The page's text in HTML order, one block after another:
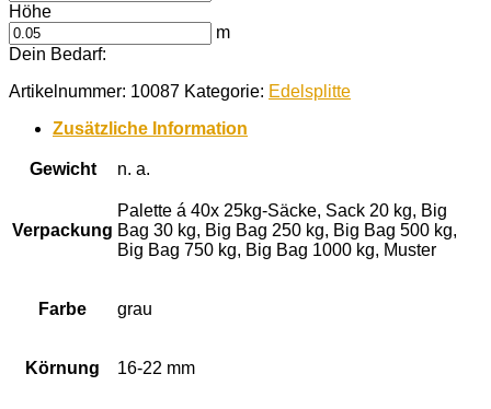
Höhe
m
Dein Bedarf:
Artikelnummer: 10087 Kategorie: Edelsplitte
Zusätzliche Information
Gewicht n. a.
Verpackung
Palette á 40x 25kg-Säcke, Sack 20 kg, Big
Bag 30 kg, Big Bag 250 kg, Big Bag 500 kg,
Big Bag 750 kg, Big Bag 1000 kg, Muster
Farbe grau
Körnung 16-22 mm